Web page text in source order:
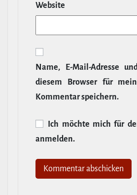
Website
Name, E‑Mail-​Adresse
diesem Browser für
Kommentar speichern.
Ich möchte mich für
anmelden.